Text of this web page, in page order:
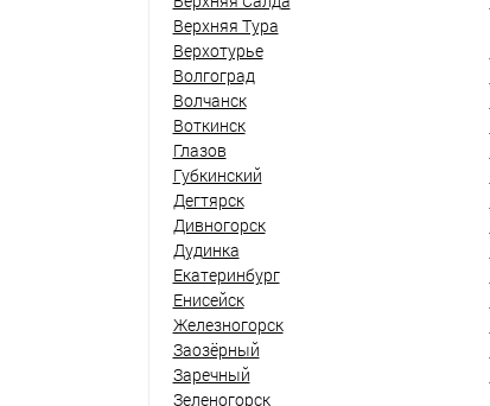
Верхняя Тура
Верхотурье
Волгоград
Волчанск
Воткинск
Глазов
Губкинский
Дегтярск
Дивногорск
Дудинка
Екатеринбург
Енисейск
Железногорск
Заозёрный
Заречный
Зеленогорск